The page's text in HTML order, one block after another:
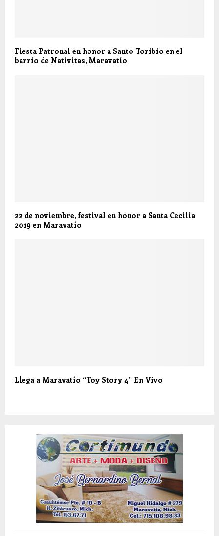
Fiesta Patronal en honor a Santo Toribio en el
barrio de Nativitas, Maravatío
22 de noviembre, festival en honor a Santa Cecilia
2019 en Maravatío
Llega a Maravatío “Toy Story 4” En Vivo